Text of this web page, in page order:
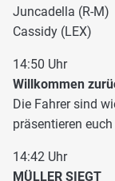
Juncadella (R-M)
Cassidy (LEX)
14:50 Uhr
Willkommen
Die Fahrer sind
präsentieren
14:42 Uhr
MÜLLER SIEGT